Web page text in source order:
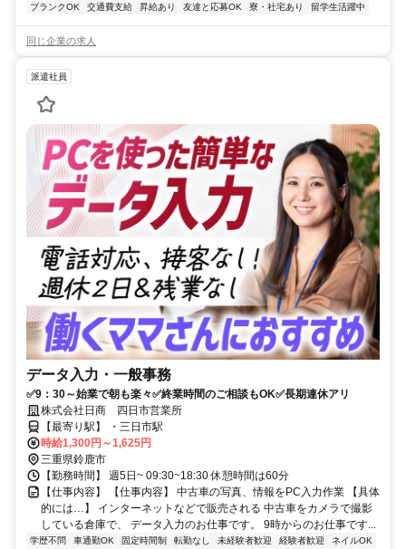
ブランクOK
交通費支給 昇給あり 友達と応募OK 寮・社宅あり 留学生活躍中
同じ企業の求人
派遣社員
データ入力・一般事務
✅9：30～始業で朝も楽々✅終業時間のご相談もOK✅長期連休アリ
株式会社日商 四日市営業所
【最寄り駅】 ・三日市駅
時給1,300円～1,625円
三重県鈴鹿市
【勤務時間】 週5日~ 09:30~18:30 休憩時間は60分
【仕事内容】 【仕事内容】 中古車の写真、情報をPC入力作業 【具体
的には…】 インターネットなどで販売される 中古車をカメラで撮影
している倉庫で、 データ入力のお仕事です。 9時からのお仕事です...
学歴不問 車通勤OK 固定時間制 転勤なし 未経験者歓迎 経験者歓迎
ネイルOK